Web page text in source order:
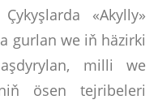
«Akylly»
gurlan we iň häzirki
milli we
ösen tejribeleri